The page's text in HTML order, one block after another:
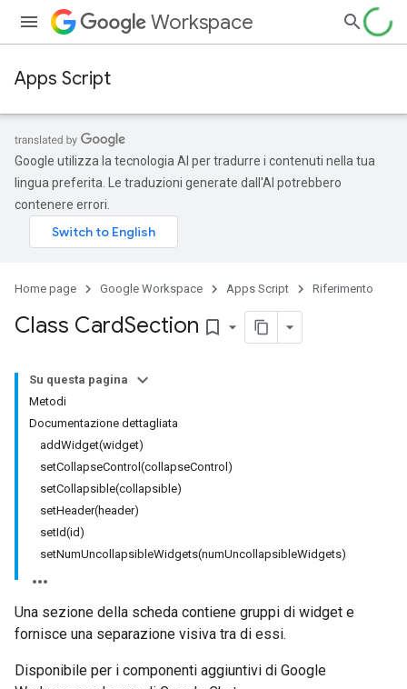
Workspace
Apps Script
Google utilizza la tecnologia AI per tradurre i contenuti nella tua
lingua preferita. Le traduzioni generate dall'AI potrebbero
contenere errori.
Home page Google Workspace Apps Script Riferimento
Class CardSection bookmark_border
Su questa pagina
Metodi
Documentazione dettagliata
addWidget(widget)
setCollapseControl(collapseControl)
setCollapsible(collapsible)
setHeader(header)
setId(id)
setNumUncollapsibleWidgets(numUncollapsibleWidgets)
Una sezione della scheda contiene gruppi di widget e
fornisce una separazione visiva tra di essi.
Disponibile per i componenti aggiuntivi di Google